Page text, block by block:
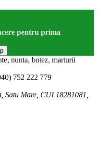
pentru prima
752 222 779
Satu Mare, CUI 18281081,